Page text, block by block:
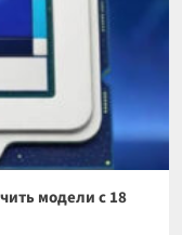
модели с 18